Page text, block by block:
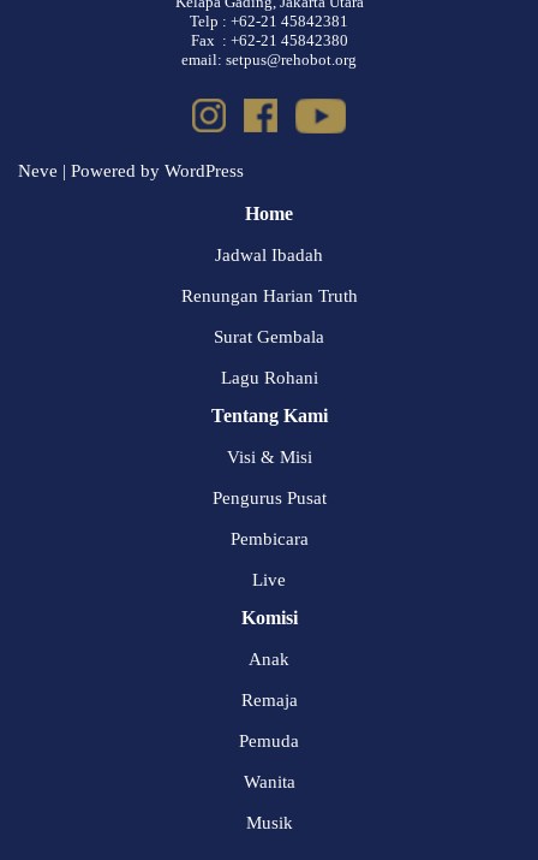
Telp : +62-21 45842381
Fax : +62-21 45842380
email: setpus@rehobot.org
Neve | Powered by WordPress
Home
Jadwal Ibadah
Renungan Harian Truth
Surat Gembala
Lagu Rohani
Tentang Kami
Visi & Misi
Pengurus Pusat
Pembicara
Live
Komisi
Anak
Remaja
Pemuda
Wanita
Musik